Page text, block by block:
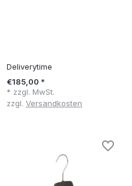
Deliverytime
€185,00 *
* zzgl. MwSt.
zzgl. Versandkosten